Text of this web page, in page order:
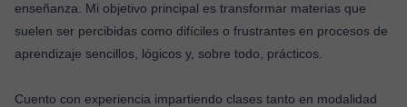
enseñanza. Mi objetivo principal es transformar materias que
suelen ser percibidas como difíciles o frustrantes en procesos de
aprendizaje sencillos, lógicos y, sobre todo, prácticos.
Cuento con experiencia impartiendo clases tanto en modalidad